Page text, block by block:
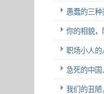
愚蠢的三种
你的相貌，
职场小人的
急死的中国
我们的丑陋